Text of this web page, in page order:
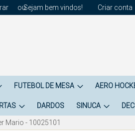
Sejam bem vindos! Criar conta
FUTEBOL DE MESA AERO
DARDOS SINUCA
Mario - 10025101